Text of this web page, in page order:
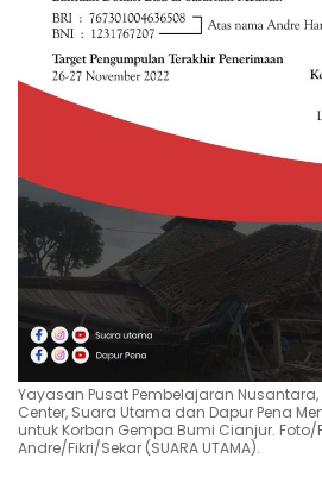
Yayasan Pusat Pembelajaran Nusantara,
Center, Suara Utama dan Dapur Pena
untuk Korban Gempa Bumi Cianjur. Foto/
Andre/Fikri/Sekar (SUARA UTAMA).